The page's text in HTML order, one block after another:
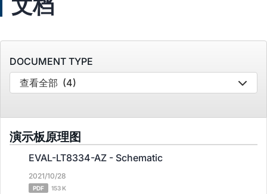
DOCUMENT TYPE
查看全部 (4)
演示板原理图
EVAL-LT8334-AZ - Schematic
2021/10/28
PDF 153 K